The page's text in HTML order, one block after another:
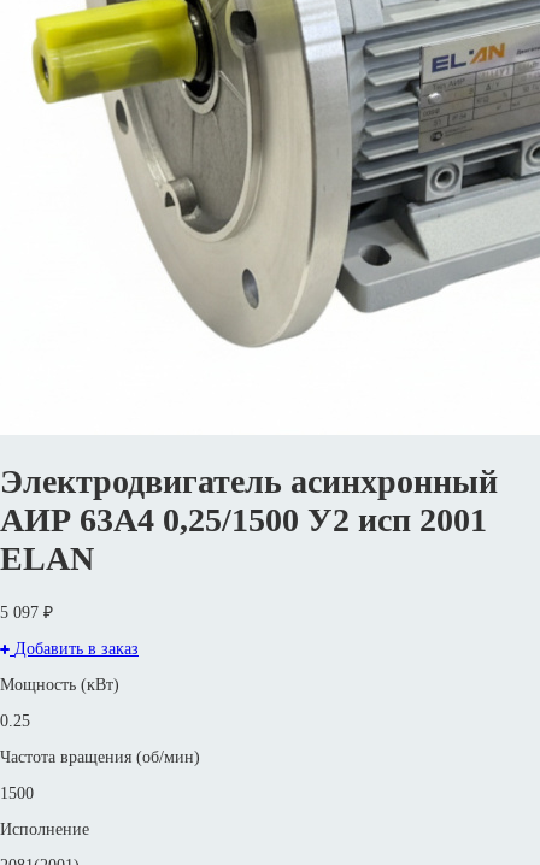
Электродвигатель асинхронный
АИР 63А4 0,25/1500 У2 исп 2001
ELAN
5 097 ₽
Добавить в заказ
Мощность (кВт)
0.25
Частота вращения (об/мин)
1500
Исполнение